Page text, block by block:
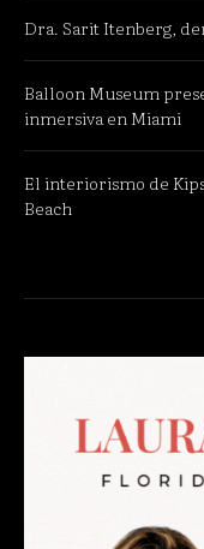
Dra. Sarit Itenberg,
Balloon Museum
inmersiva en Miami
El interiorismo de
Beach